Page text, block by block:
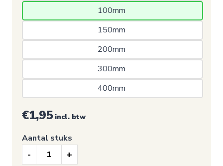
100mm
150mm
200mm
300mm
400mm
€1,95 incl. btw
Verbodssticker,
Aantal stuks